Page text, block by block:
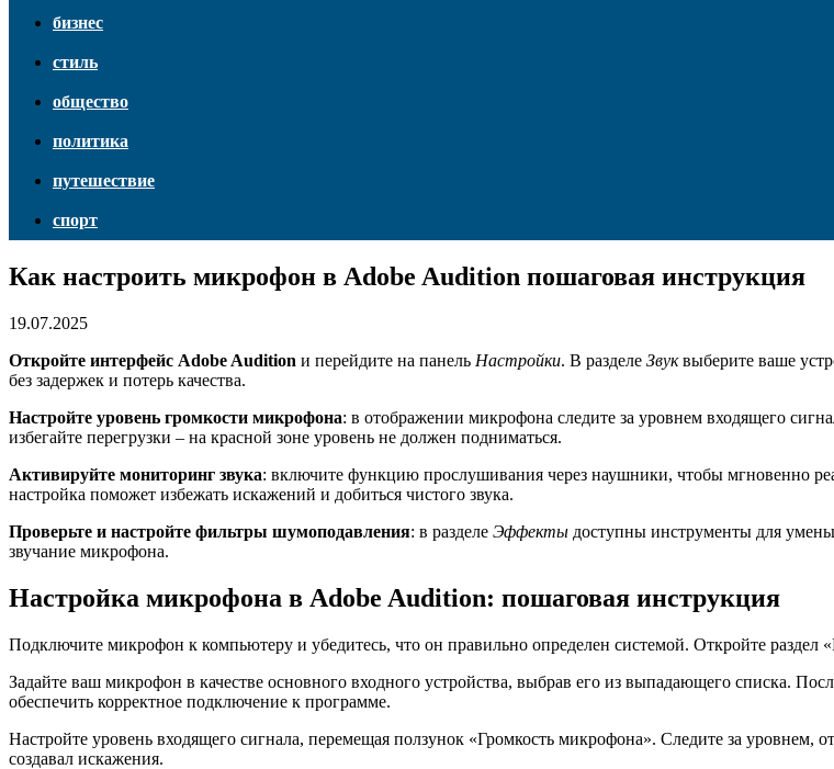
бизнес
стиль
общество
политика
путешествие
спорт
Как настроить микрофон в Adobe Audition пошаговая инструкция
19.07.2025
Откройте интерфейс Adobe Audition и перейдите на панель Настройки. В разделе Звуквыберите ваше
без задержек и потерь качества.
Настройте уровень громкости микрофона: в отображении микрофона следите за уровнем входящего
избегайте перегрузки – на красной зоне уровень не должен подниматься.
Активируйте мониторинг звука: включите функцию прослушивания через наушники, чтобы мгновенно
настройка поможет избежать искажений и добиться чистого звука.
Проверьте и настройте фильтры шумоподавления: в разделе Эффекты доступны инструменты для
звучание микрофона.
Настройка микрофона в Adobe Audition: пошаговая инструкция
Подключите микрофон к компьютеру и убедитесь, что он правильно определен системой. Откройте раздел
Задайте ваш микрофон в качестве основного входного устройства, выбрав его из выпадающего списка.
обеспечить корректное подключение к программе.
Настройте уровень входящего сигнала, перемещая ползунок «Громкость микрофона». Следите за
создавал искажения.